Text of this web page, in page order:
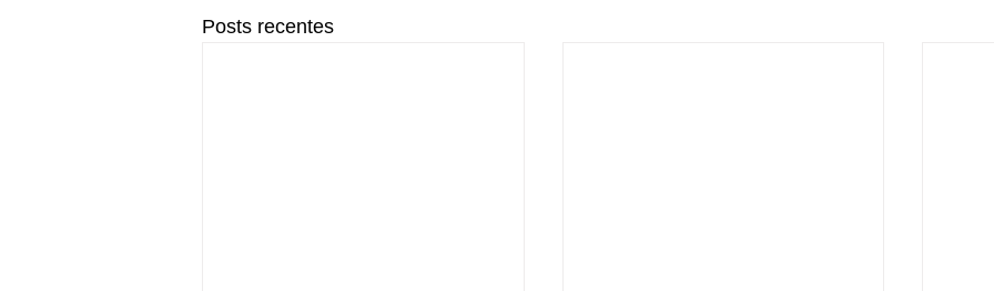
Posts recentes